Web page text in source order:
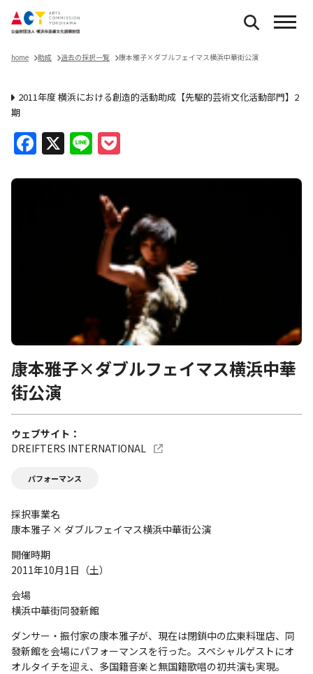
home 助成 過去の採択一覧 康本雅子×ダブルフェイマス横浜中華街公演
2011年度 横浜における創造的活動助成【先駆的芸術文化活動部門】2
期
Facebook
X Line
康本雅子×ダブルフェイマス横浜中華
街公演
ウェブサイト
DREIFTERS INTERNATIONAL
パフォーマンス
採択事業名
康本雅子 × ダブルフェイマス横浜中華街公演
開催時期
2011年10月1日（土）
会場
横浜中華街同發新館
ダンサー・振付家の康本雅子が、現在は閉鎖中の広東料理店、同
發新館を会場にパフォーマンスを行った。スペシャルゲストにオ
オルタイチを迎え、多国籍音楽と無国籍歌唱の初共演も実現。